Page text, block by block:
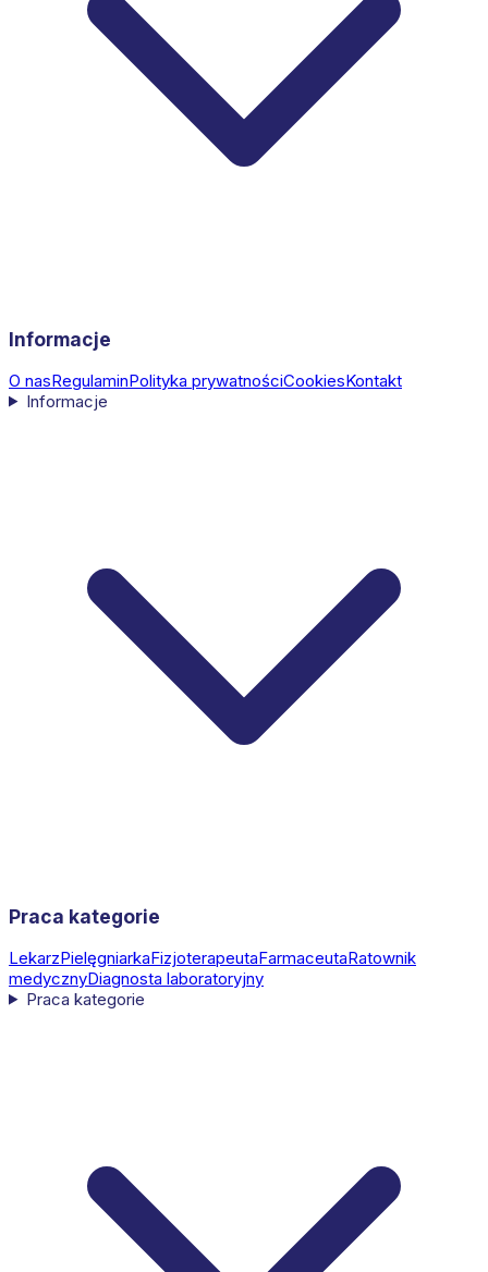
Informacje
O nasRegulaminPolityka prywatnościCookiesKontakt
Informacje
Praca kategorie
LekarzPielęgniarkaFizjoterapeutaFarmaceutaRatownik
medycznyDiagnosta laboratoryjny
Praca kategorie